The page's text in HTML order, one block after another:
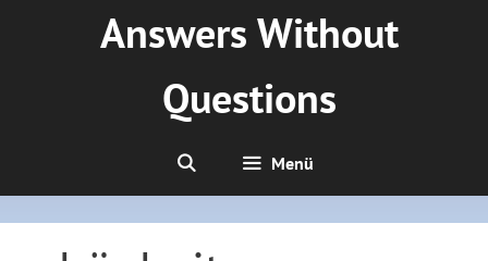
Answers Without
Questions
Menü